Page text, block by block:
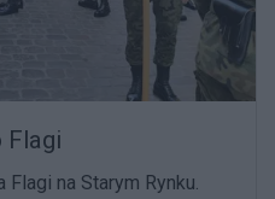
Flagi
na Starym Rynku.